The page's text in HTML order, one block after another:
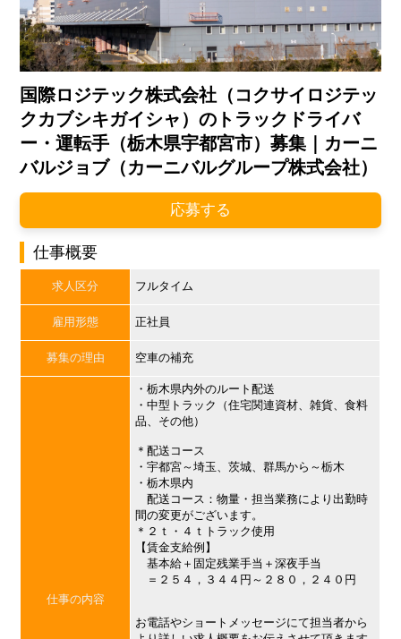
国際ロジテック株式会社（コクサイロジテッ
クカブシキガイシャ）のトラックドライバ
ー・運転手（栃木県宇都宮市）募集｜カーニ
バルジョブ（カーニバルグループ株式会社）
応募する
仕事概要
求人区分 フルタイム
雇用形態 正社員
募集の理由 空車の補充
仕事の内容
・栃木県内外のルート配送
・中型トラック（住宅関連資材、雑貨、食料
品、その他）
＊配送コース
・宇都宮～埼玉、茨城、群馬から～栃木
・栃木県内
配送コース：物量・担当業務により出勤時
間の変更がございます。
＊２ｔ・４ｔトラック使用
【賃金支給例】
基本給＋固定残業手当＋深夜手当
＝２５４，３４４円～２８０，２４０円
お電話やショートメッセージにて担当者から